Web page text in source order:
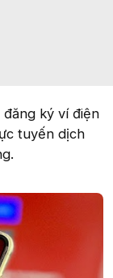
ký ví điện
tuyến dịch